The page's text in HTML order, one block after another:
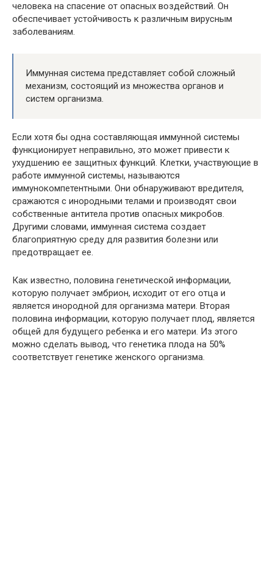
человека на спасение от опасных воздействий. Он
обеспечивает устойчивость к различным вирусным
заболеваниям.
Иммунная система представляет собой сложный
механизм, состоящий из множества органов и
систем организма.
Если хотя бы одна составляющая иммунной системы
функционирует неправильно, это может привести к
ухудшению ее защитных функций. Клетки, участвующие в
работе иммунной системы, называются
иммунокомпетентными. Они обнаруживают вредителя,
сражаются с инородными телами и производят свои
собственные антитела против опасных микробов.
Другими словами, иммунная система создает
благоприятную среду для развития болезни или
предотвращает ее.
Как известно, половина генетической информации,
которую получает эмбрион, исходит от его отца и
является инородной для организма матери. Вторая
половина информации, которую получает плод, является
общей для будущего ребенка и его матери. Из этого
можно сделать вывод, что генетика плода на 50%
соответствует генетике женского организма.